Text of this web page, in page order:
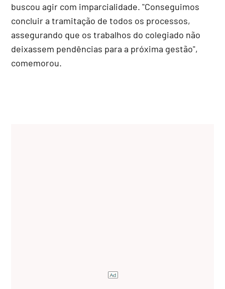
buscou agir com imparcialidade. "Conseguimos
concluir a tramitação de todos os processos,
assegurando que os trabalhos do colegiado não
deixassem pendências para a próxima gestão",
comemorou.